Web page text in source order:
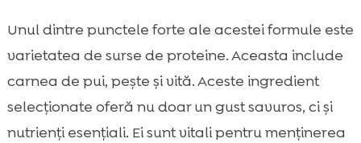
Unul dintre punctele forte ale acestei formule este
varietatea de surse de proteine. Aceasta include
carnea de pui, pește și vită. Aceste ingredient
selecționate oferă nu doar un gust savuros, ci și
nutrienți esențiali. Ei sunt vitali pentru menținerea